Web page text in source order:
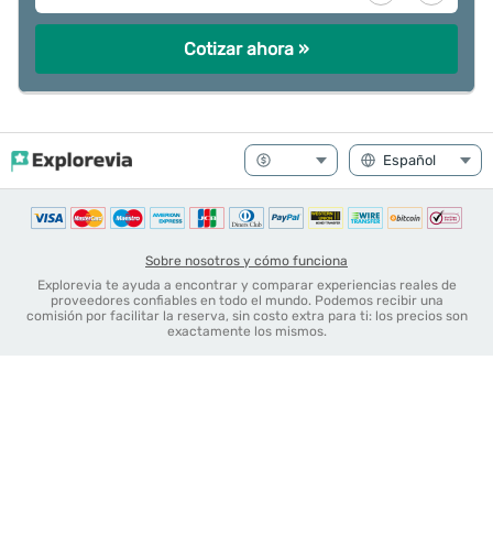
Cotizar ahora »
Sobre nosotros y cómo funciona
Explorevia te ayuda a encontrar y comparar experiencias reales de
proveedores confiables en todo el mundo. Podemos recibir una
comisión por facilitar la reserva, sin costo extra para ti: los precios son
exactamente los mismos.